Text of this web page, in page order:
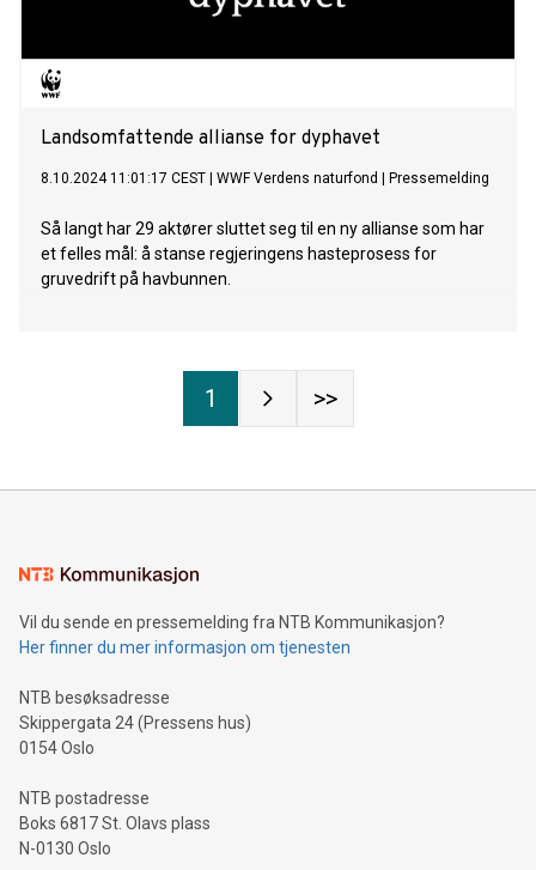
Landsomfattende allianse for dyphavet
8.10.2024 11:01:17 CEST WWF Verdens naturfond Pressemelding
Så langt har 29 aktører sluttet seg til en ny allianse som har
et felles mål: å stanse regjeringens hasteprosess for
gruvedrift på havbunnen.
1 >>
Vil du sende en pressemelding fra NTB Kommunikasjon?
Her finner du mer informasjon om tjenesten
NTB besøksadresse
Skippergata 24 (Pressens hus)
0154 Oslo
NTB postadresse
Boks 6817 St. Olavs plass
N-0130 Oslo